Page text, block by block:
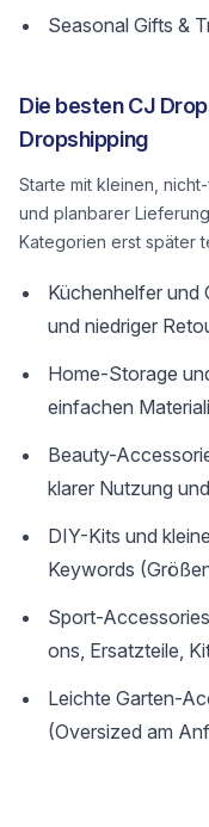
Seasonal Gifts &
Die besten CJ
Dropshipping
Starte mit kleinen,
und planbarer
Kategorien erst später
Küchenhelfer und
und niedriger
Home-Storage
einfachen
Beauty-
klarer Nutzung
DIY-Kits und
Keywords
Sport-
ons, Ersatzteile,
Leichte Garten-
(Oversized am